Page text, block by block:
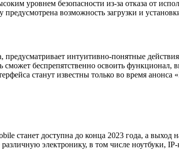
уровнем безопасности из-за отказа от
возможность загрузки и
интуитивно-понятные
беспрепятственно освоить функционал,
станут известны только во время
станет доступна до конца 2023 года, а выход
электронику, в том числе ноутбуки,